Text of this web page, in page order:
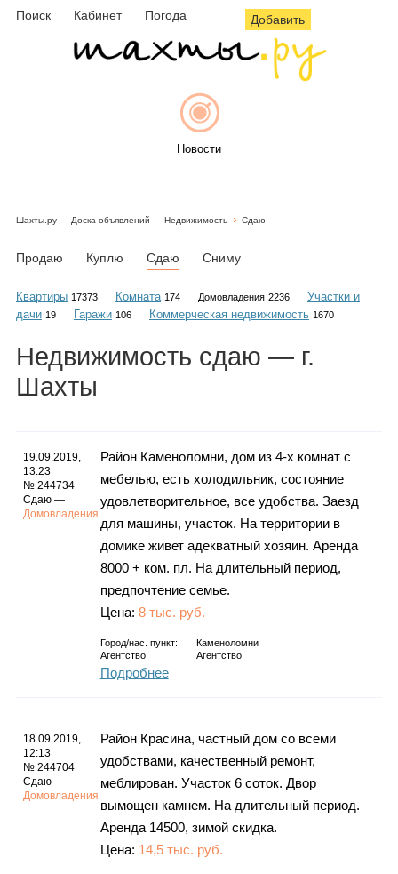
Поиск Кабинет Погода Добавить
Новости
Объявления
Гороскоп
Карты
Фотогалерея
Шахты.ру Доска объявлений Недвижимость Сдаю
Продаю Куплю Сдаю Сниму
Квартиры 17373 Комната 174 Домовладения 2236
Участки и
дачи 19 Гаражи 106 Коммерческая недвижимость 1670
Недвижимость сдаю — г.
Шахты
19.09.2019,
13:23
№ 244734
Сдаю —
Домовладения
Район Каменоломни, дом из 4-х комнат с
мебелью, есть холодильник, состояние
удовлетворительное, все удобства. Заезд
для машины, участок. На территории в
домике живет адекватный хозяин. Аренда
8000 + ком. пл. На длительный период,
предпочтение семье.
Цена: 8 тыс. руб.
Город/нас. пункт:
Каменоломни
Агентство:
Агентство
Подробнее
18.09.2019,
12:13
№ 244704
Сдаю —
Домовладения
Район Красина, частный дом со всеми
удобствами, качественный ремонт,
меблирован. Участок 6 соток. Двор
вымощен камнем. На длительный период.
Аренда 14500, зимой скидка.
Цена: 14,5 тыс. руб.